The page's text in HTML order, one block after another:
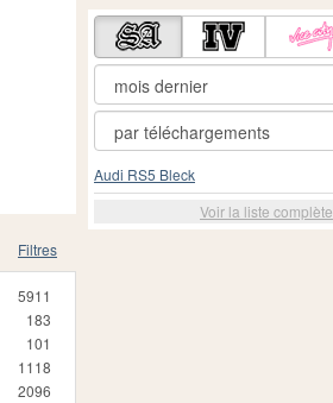
Filtres
5911
183
101
1118
2096
Audi RS5 Bleck
Voir la liste complète